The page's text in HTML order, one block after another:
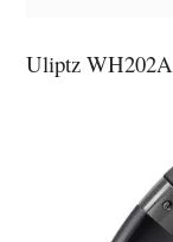
Uliptz WH202A